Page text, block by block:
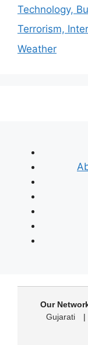
Technology,
Terrorism,
Weather
Our
Gujarati
|